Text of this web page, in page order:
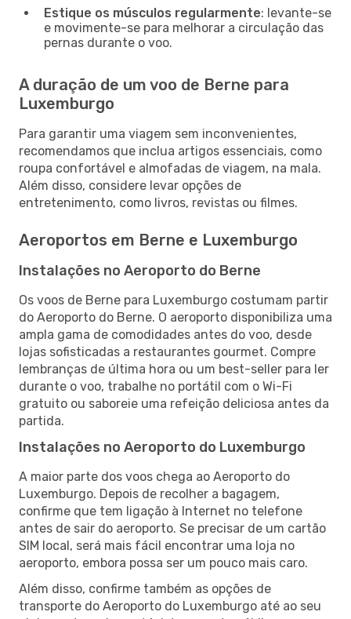
Estique os músculos regularmente: levante-se
e movimente-se para melhorar a circulação das
pernas durante o voo.
A duração de um voo de Berne para
Luxemburgo
Para garantir uma viagem sem inconvenientes,
recomendamos que inclua artigos essenciais, como
roupa confortável e almofadas de viagem, na mala.
Além disso, considere levar opções de
entretenimento, como livros, revistas ou filmes.
Aeroportos em Berne e Luxemburgo
Instalações no Aeroporto do Berne
Os voos de Berne para Luxemburgo costumam partir
do Aeroporto do Berne. O aeroporto disponibiliza uma
ampla gama de comodidades antes do voo, desde
lojas sofisticadas a restaurantes gourmet. Compre
lembranças de última hora ou um best-seller para ler
durante o voo, trabalhe no portátil com o Wi-Fi
gratuito ou saboreie uma refeição deliciosa antes da
partida.
Instalações no Aeroporto do Luxemburgo
A maior parte dos voos chega ao Aeroporto do
Luxemburgo. Depois de recolher a bagagem,
confirme que tem ligação à Internet no telefone
antes de sair do aeroporto. Se precisar de um cartão
SIM local, será mais fácil encontrar uma loja no
aeroporto, embora possa ser um pouco mais caro.
Além disso, confirme também as opções de
transporte do Aeroporto do Luxemburgo até ao seu